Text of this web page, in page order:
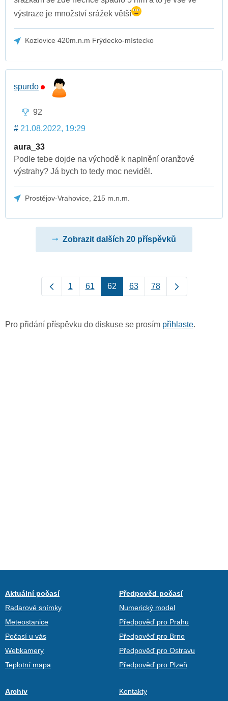
výstraze je množství srážek větší
Kozlovice 420m.n.m Frýdecko-místecko
spurdo
92
# 21.08.2022, 19:29
aura_33
Podle tebe dojde na východě k naplnění oranžové
výstrahy? Já bych to tedy moc neviděl.
Prostějov-Vrahovice, 215 m.n.m.
Zobrazit dalších 20 příspěvků
1 61 62 63 78
Pro přidání příspěvku do diskuse se prosím přihlaste.
Aktuální počasí
Radarové snímky
Meteostanice
Počasí u vás
Webkamery
Teplotní mapa
Předpověď počasí
Numerický model
Předpověď pro Prahu
Předpověď pro Brno
Předpověď pro Ostravu
Předpověď pro Plzeň
Archiv Kontakty